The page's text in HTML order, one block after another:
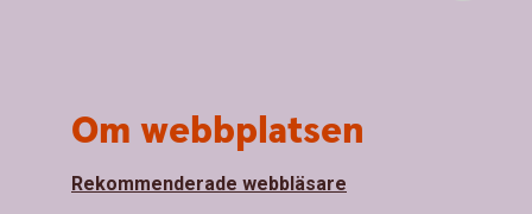
Om webbplatsen
Rekommenderade webbläsare